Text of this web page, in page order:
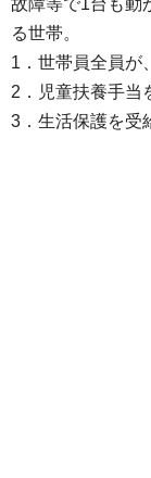
故障等で1台も動
る世帯。
1．世帯員全員が
2．児童扶養手当
3．生活保護を受